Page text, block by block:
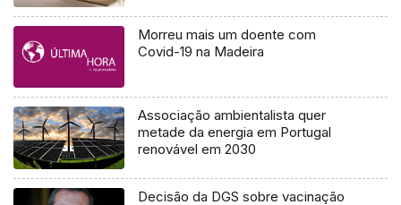
Morreu mais um doente com
Covid-19 na Madeira
Associação ambientalista quer
metade da energia em Portugal
renovável em 2030
Decisão da DGS sobre vacinação